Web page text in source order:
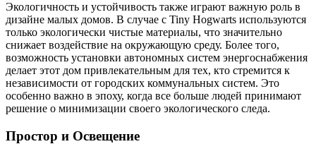
Экологичность и устойчивость также играют важную роль в
дизайне малых домов. В случае с Tiny Hogwarts используются
только экологически чистые материалы, что значительно
снижает воздействие на окружающую среду. Более того,
возможность установки автономных систем энергоснабжения
делает этот дом привлекательным для тех, кто стремится к
независимости от городских коммунальных систем. Это
особенно важно в эпоху, когда все больше людей принимают
решение о минимизации своего экологического следа.
Простор и Освещение